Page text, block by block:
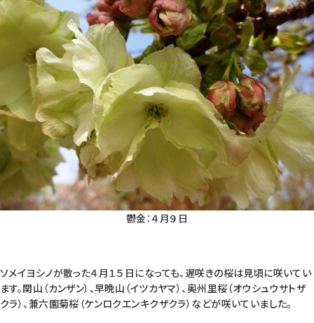
鬱金：４月９日
ソメイヨシノが散った４月１５日になっても、遅咲きの桜は見頃に咲いてい
ます。関山（カンザン）、早晩山（イツカヤマ）、奥州里桜（オウシュウサトザ
クラ）、兼六園菊桜（ケンロクエンキクザクラ）などが咲いていました。